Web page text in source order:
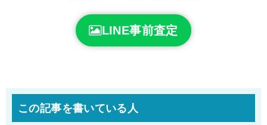
LINE事前査定
この記事を書いている人